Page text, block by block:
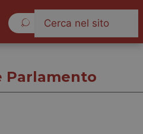
Parlamento